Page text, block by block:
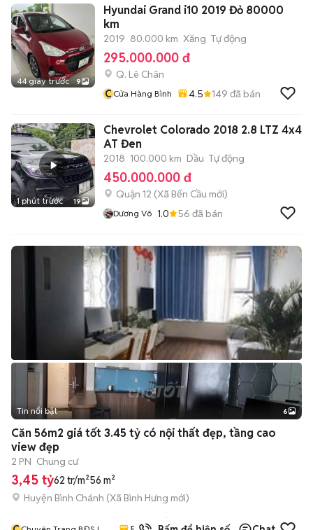
44 giây trước 9
Hyundai Grand i10 2019 Đỏ 80000
km
2019 80.000 km Xăng Tự động
295.000.000 đ
Q. Lê Chân
CCửa Hàng Bình 4.5 149 đã bán
1 phút trước 19
Chevrolet Colorado 2018 2.8 LTZ 4x4
AT Đen
2018 100.000 km Dầu Tự động
450.000.000 đ
Quận 12 (Xã Bến Cầu mới)
Dương Võ 1.0 56 đã bán
+2
Tin nổi bật 6
Căn 56m2 giá tốt 3.45 tỷ có nội thất đẹp, tầng cao
view đẹp
2 PN Chung cư
3,45 tỷ62 tr/m²56 m²
Huyện Bình Chánh (Xã Bình Hưng mới)
đã